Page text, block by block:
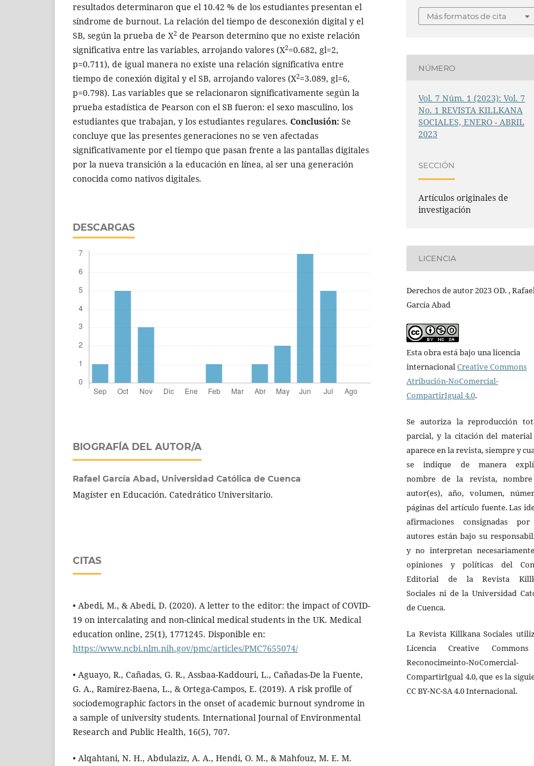
resultados determinaron que el 10.42 % de los estudiantes presentan el
síndrome de burnout. La relación del tiempo de desconexión digital y el
SB, según la prueba de X2 de Pearson determino que no existe relación
significativa entre las variables, arrojando valores (X2=0.682, gl=2,
p=0.711), de igual manera no existe una relación significativa entre
tiempo de conexión digital y el SB, arrojando valores (X2=3.089, gl=6,
p=0.798). Las variables que se relacionaron significativamente según la
prueba estadística de Pearson con el SB fueron: el sexo masculino, los
estudiantes que trabajan, y los estudiantes regulares. Conclusión: Se
concluye que las presentes generaciones no se ven afectadas
significativamente por el tiempo que pasan frente a las pantallas digitales
por la nueva transición a la educación en línea, al ser una generación
conocida como nativos digitales.
DESCARGAS
BIOGRAFÍA DEL AUTOR/A
Rafael García Abad, Universidad Católica de Cuenca
Magíster en Educación. Catedrático Universitario.
CITAS
• Abedi, M., & Abedi, D. (2020). A letter to the editor: the impact of COVID-
19 on intercalating and non-clinical medical students in the UK. Medical
education online, 25(1), 1771245. Disponible en:
https://www.ncbi.nlm.nih.gov/pmc/articles/PMC7655074/
• Aguayo, R., Cañadas, G. R., Assbaa-Kaddouri, L., Cañadas-De la Fuente,
G. A., Ramírez-Baena, L., & Ortega-Campos, E. (2019). A risk profile of
sociodemographic factors in the onset of academic burnout syndrome in
a sample of university students. International Journal of Environmental
Research and Public Health, 16(5), 707.
• Alqahtani, N. H., Abdulaziz, A. A., Hendi, O. M., & Mahfouz, M. E. M.
Más formatos de cita
NÚMERO
Vol. 7 Núm. 1 (2023): Vol. 7
No. 1 REVISTA KILLKANA
SOCIALES, ENERO - ABRIL
2023
SECCIÓN
Artículos originales de
investigación
LICENCIA
Derechos de autor 2023 OD. ,
García Abad
Esta obra está bajo una licencia
internacional Creative Commons
Atribución-NoComercial-
CompartirIgual 4.0.
Se autoriza la reproducción
parcial, y la citación del
aparece en la revista, siempre y
se indique de manera
nombre de la revista,
autor(es), año, volumen,
páginas del artículo fuente. Las
afirmaciones consignadas
autores están bajo su
y no interpretan
opiniones y políticas del
Editorial de la Revista
Sociales ni de la Universidad
de Cuenca.
La Revista Killkana Sociales
Licencia Creative
Reconocimeinto-NoComercial-
CompartirIgual 4.0, que es la
CC BY-NC-SA 4.0 Internacional.